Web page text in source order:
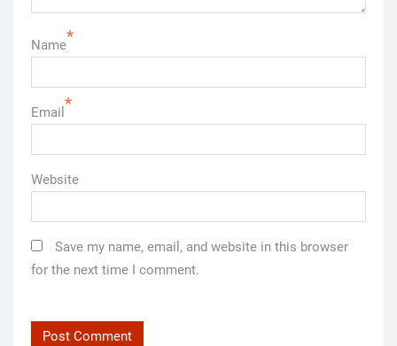
Name*
Email *
Website
Save my name, email, and website in this browser
for the next time I comment.